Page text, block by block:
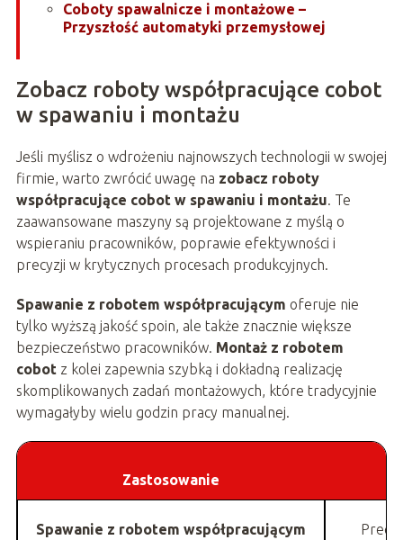
Coboty spawalnicze i montażowe –
Przyszłość automatyki przemysłowej
Zobacz roboty współpracujące cobot
w spawaniu i montażu
Jeśli myślisz o wdrożeniu najnowszych technologii w swojej
firmie, warto zwrócić uwagę na zobacz roboty
współpracujące cobot w spawaniu i montażu. Te
zaawansowane maszyny są projektowane z myślą o
wspieraniu pracowników, poprawie efektywności i
precyzji w krytycznych procesach produkcyjnych.
Spawanie z robotem współpracującym oferuje nie
tylko wyższą jakość spoin, ale także znacznie większe
bezpieczeństwo pracowników. Montaż z robotem
cobotz kolei zapewnia szybką i dokładną realizację
skomplikowanych zadań montażowych, które tradycyjnie
wymagałyby wielu godzin pracy manualnej.
Zastosowanie
Spawanie z robotem współpracującym